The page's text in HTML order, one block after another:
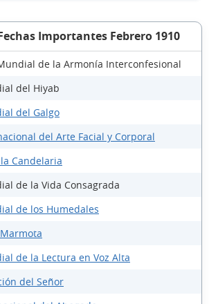
Importantes Febrero 1910
de la Armonía Interconfesional
del Hiyab
del Galgo
del Arte Facial y Corporal
Candelaria
de la Vida Consagrada
de los Humedales
de la Lectura en Voz Alta
del Señor